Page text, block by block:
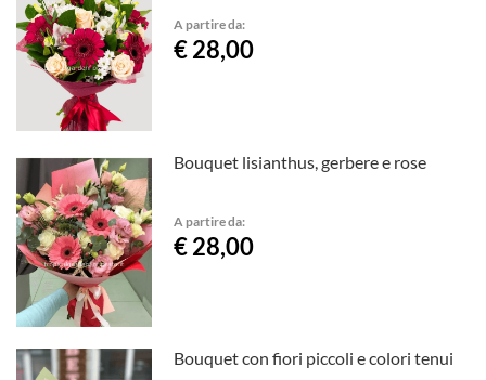
A partire da:
€ 28,00
Bouquet lisianthus, gerbere e rose
A partire da:
€ 28,00
Bouquet con fiori piccoli e colori tenui